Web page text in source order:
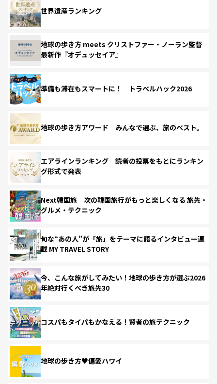
世界遺産ランキング
地球の歩き方 meets クリストファー・ノーラン監督
最新作『オデュッセイア』
準備も滞在もスマートに！ トラベルハック2026
地球の歩き方アワード みんなで選ぶ、旅のベスト。
エアラインランキング 読者の投票をもとにランキン
グ形式で発表
Next韓国旅 次の韓国旅行がもっと楽しくなる 旅先・
グルメ・テクニック
旬な“あの人”が「旅」をテーマに語るインタビュー連
載 MY TRAVEL STORY
今、こんな旅がしてみたい！地球の歩き方が選ぶ2026
年絶対行くべき旅先30
コスパもタイパもかなえる！賢者の旅テクニック
地球の歩き方♥偏愛ハワイ